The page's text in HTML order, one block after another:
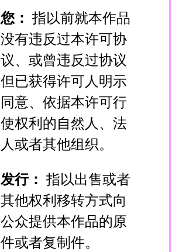
您： 指以前就本作品
没有违反过本许可协
议、或曾违反过协议
但已获得许可人明示
同意、依据本许可行
使权利的自然人、法
人或者其他组织。
发行： 指以出售或者
其他权利移转方式向
公众提供本作品的原
件或者复制件。